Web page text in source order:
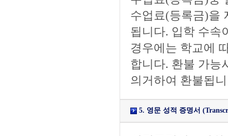
수업료(등록금)을
됩니다. 입학 수속
경우에는 학교에
합니다. 환불 가능
의거하여 환불됩
5. 영문 성적 증명서